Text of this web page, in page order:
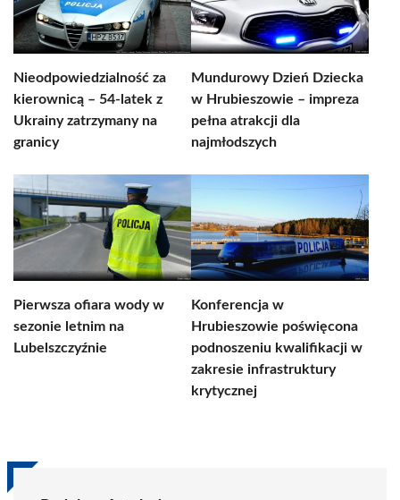
Nieodpowiedzialność za
kierownicą – 54-latek z
Ukrainy zatrzymany na
granicy
Mundurowy Dzień Dziecka
w Hrubieszowie – impreza
pełna atrakcji dla
najmłodszych
Pierwsza ofiara wody w
sezonie letnim na
Lubelszczyźnie
Konferencja w
Hrubieszowie poświęcona
podnoszeniu kwalifikacji w
zakresie infrastruktury
krytycznej